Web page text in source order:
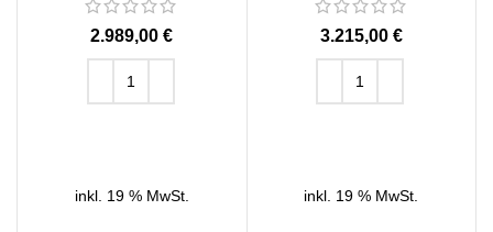
€
inkl. 19 % MwSt.
€
inkl. 19 % MwSt.